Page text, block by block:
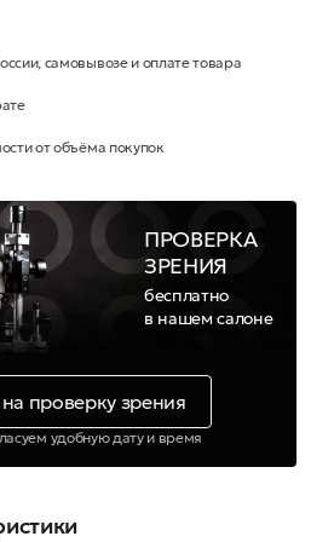
самовывозе и оплате товара
от объёма покупок
ПРОВЕРКА
ЗРЕНИЯ
бесплатно
в нашем салоне
проверку зрения
удобную дату и время